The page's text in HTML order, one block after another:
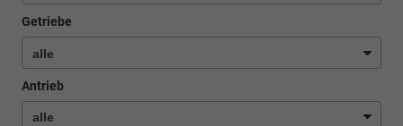
Getriebe
Antrieb